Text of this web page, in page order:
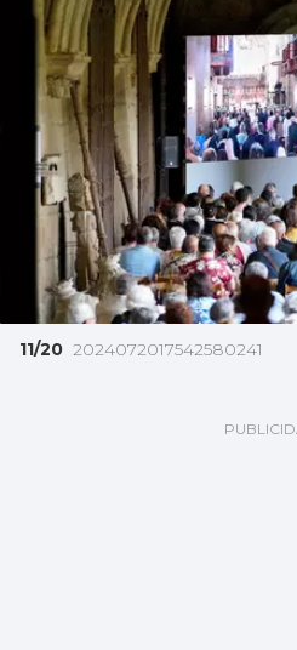
11/20 2024072017542580241